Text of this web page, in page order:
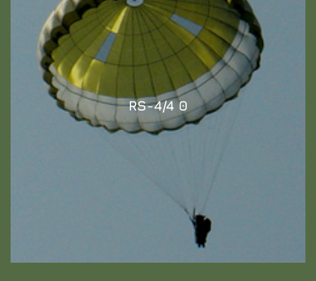
RS-4/4 0